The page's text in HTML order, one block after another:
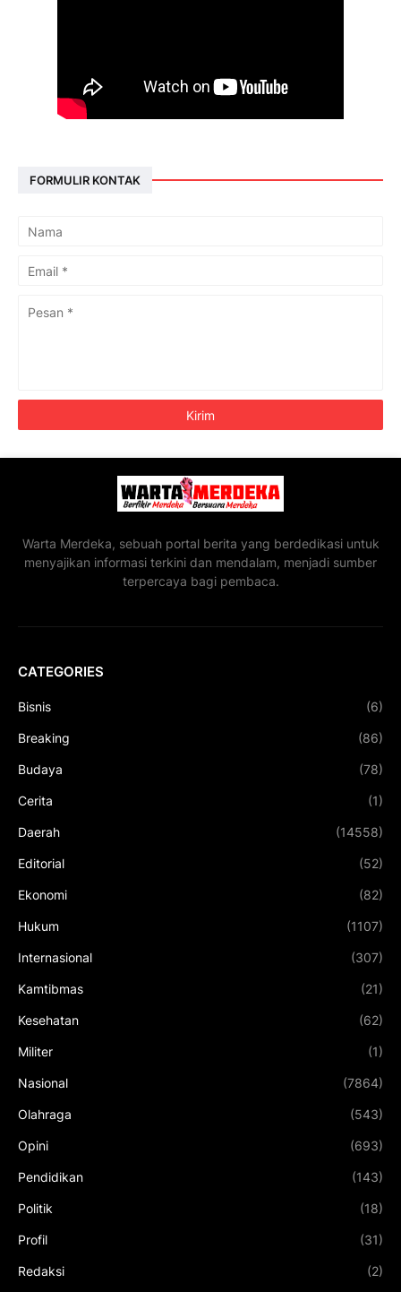
FORMULIR KONTAK
Warta Merdeka, sebuah portal berita yang berdedikasi untuk
menyajikan informasi terkini dan mendalam, menjadi sumber
terpercaya bagi pembaca.
CATEGORIES
Bisnis (6)
Breaking (86)
Budaya (78)
Cerita (1)
Daerah (14558)
Editorial (52)
Ekonomi (82)
Hukum (1107)
Internasional (307)
Kamtibmas (21)
Kesehatan (62)
Militer (1)
Nasional (7864)
Olahraga (543)
Opini (693)
Pendidikan (143)
Politik (18)
Profil (31)
Redaksi (2)